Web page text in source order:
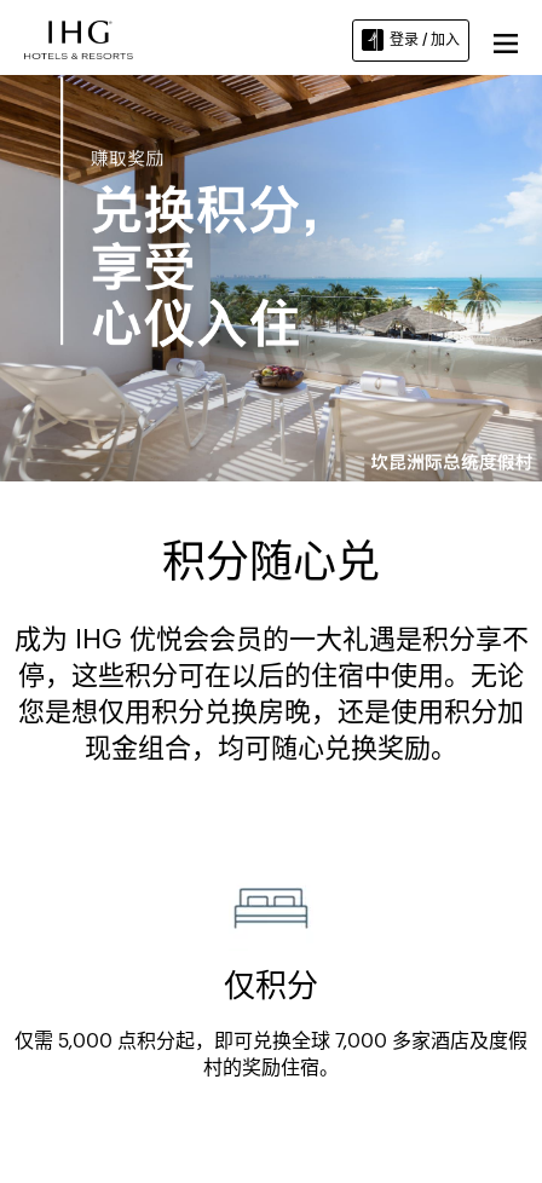
登录 / 加入
积分随心兑
成为 IHG 优悦会会员的一大礼遇是积分享不
停，这些积分可在以后的住宿中使用。无论
您是想仅用积分兑换房晚，还是使用积分加
现金组合，均可随心兑换奖励。
仅积分
仅需 5,000 点积分起，即可兑换全球 7,000 多家酒店及度假
村的奖励住宿。